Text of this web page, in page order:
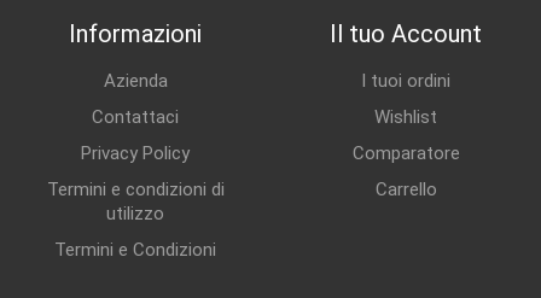
Informazioni
Azienda
Contattaci
Privacy Policy
Termini e condizioni di
utilizzo
Termini e Condizioni
Il tuo Account
I tuoi ordini
Wishlist
Comparatore
Carrello